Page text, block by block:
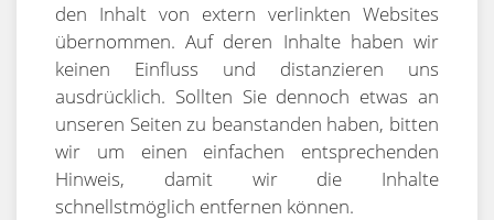
den Inhalt von extern verlinkten Websites
übernommen. Auf deren Inhalte haben wir
keinen Einfluss und distanzieren uns
ausdrücklich. Sollten Sie dennoch etwas an
unseren Seiten zu beanstanden haben, bitten
wir um einen einfachen entsprechenden
Hinweis, damit wir die Inhalte
schnellstmöglich entfernen können.